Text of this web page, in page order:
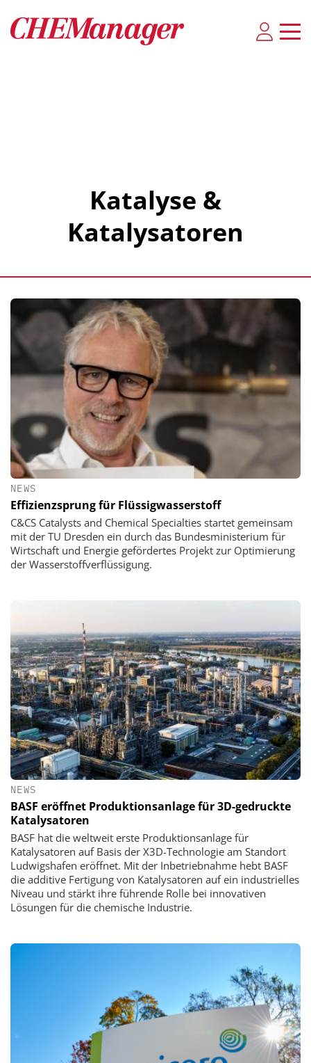
Katalyse &
Katalysatoren
NEWS
Effizienzsprung für Flüssigwasserstoff
C&CS Catalysts and Chemical Specialties startet gemeinsam
mit der TU Dresden ein durch das Bundesministerium für
Wirtschaft und Energie gefördertes Projekt zur Optimierung
der Wasserstoffverflüssigung.
NEWS
BASF eröffnet Produktionsanlage für 3D-gedruckte
Katalysatoren
BASF hat die weltweit erste Produktionsanlage für
Katalysatoren auf Basis der X3D-Technologie am Standort
Ludwigshafen eröffnet. Mit der Inbetriebnahme hebt BASF
die additive Fertigung von Katalysatoren auf ein industrielles
Niveau und stärkt ihre führende Rolle bei innovativen
Lösungen für die chemische Industrie.